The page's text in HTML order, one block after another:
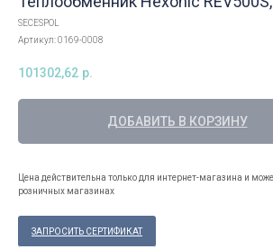
SECESPOL
Артикул:0169-0008
101302,62 р.
ДОБАВИТЬ В КОРЗИНУ
Цена действительна только для интернет-магазина и
розничных магазинах
ЗАПРОСИТЬ СЕРТИФИКАТ